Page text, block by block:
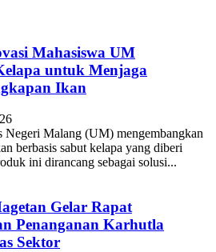
Mahasiswa UM
untuk Menjaga
Ikan
Negeri Malang (UM) mengembangkan
berbasis sabut kelapa yang diberi
ini dirancang sebagai solusi...
Gelar Rapat
Penanganan Karhutla
Sektor